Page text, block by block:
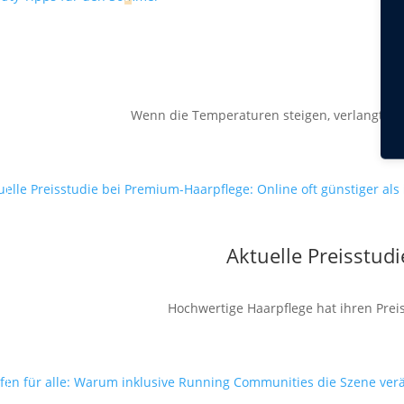
Wenn die Temperaturen steigen, verlangt
Aktuelle
Hochwertige Haarpflege hat ihren